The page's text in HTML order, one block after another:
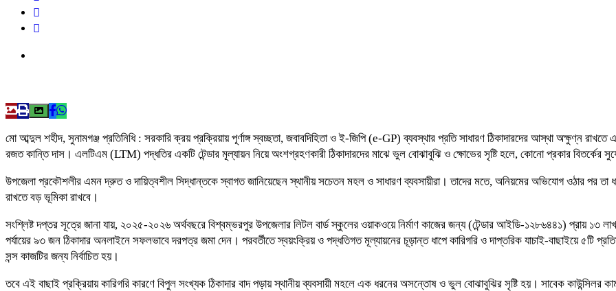
মো আব্দুল শহীদ, সুনামগঞ্জ প্রতিনিধি : সরকারি ক্রয় প্রক্রিয়ায় পূর্ণাঙ্গ স্বচ্ছতা, জবাবদিহিতা ও ই-জিপি (e-GP) ব্যবস্থার প্রতি সাধারণ ঠিকাদারদের আস্থা অক্ষুণ্ন
রজত কান্তি দাস। এলটিএম (LTM) পদ্ধতির একটি টেন্ডার মূল্যায়ন নিয়ে অংশগ্রহণকারী ঠিকাদারদের মাঝে ভুল বোঝাবুঝি ও ক্ষোভের সৃষ্টি হলে, কোনো প্রকার বিতর্কের
উপজেলা প্রকৌশলীর এমন দ্রুত ও দায়িত্বশীল সিদ্ধান্তকে স্বাগত জানিয়েছেন স্থানীয় সচেতন মহল ও সাধারণ ব্যবসায়ীরা। তাদের মতে, অনিয়মের অভিযোগ ওঠার পর তা
রাখতে বড় ভূমিকা রাখবে।
সংশ্লিষ্ট দপ্তর সূত্রে জানা যায়, ২০২৫-২০২৬ অর্থবছরে বিশ্বম্ভরপুর উপজেলার লিটল বার্ড স্কুলের ওয়াকওয়ে নির্মাণ কাজের জন্য (টেন্ডার আইডি-১২৮৬৪৪১) প্রায় ১৩
পর্যায়ের ৯৩ জন ঠিকাদার অনলাইনে সফলভাবে দরপত্র জমা দেন। পরবর্তীতে স্বয়ংক্রিয় ও পদ্ধতিগত মূল্যায়নের চূড়ান্ত ধাপে কারিগরি ও দাপ্তরিক যাচাই-বাছাইয়ে ৫টি
সন্স কাজটির জন্য নির্বাচিত হয়।
তবে এই বাছাই প্রক্রিয়ায় কারিগরি কারণে বিপুল সংখ্যক ঠিকাদার বাদ পড়ায় স্থানীয় ব্যবসায়ী মহলে এক ধরনের অসন্তোষ ও ভুল বোঝাবুঝির সৃষ্টি হয়। সাবেক